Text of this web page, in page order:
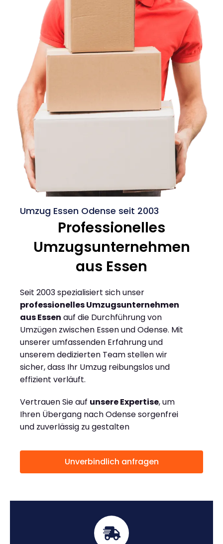
Umzug Essen Odense seit 2003
Professionelles
Umzugsunternehmen
aus Essen
Seit 2003 spezialisiert sich unser
professionelles Umzugsunternehmen
aus Essen auf die Durchführung von
Umzügen zwischen Essen und Odense. Mit
unserer umfassenden Erfahrung und
unserem dedizierten Team stellen wir
sicher, dass Ihr Umzug reibungslos und
effizient verläuft.
Vertrauen Sie auf unsere Expertise, um
Ihren Übergang nach Odense sorgenfrei
und zuverlässig zu gestalten
Unverbindlich anfragen